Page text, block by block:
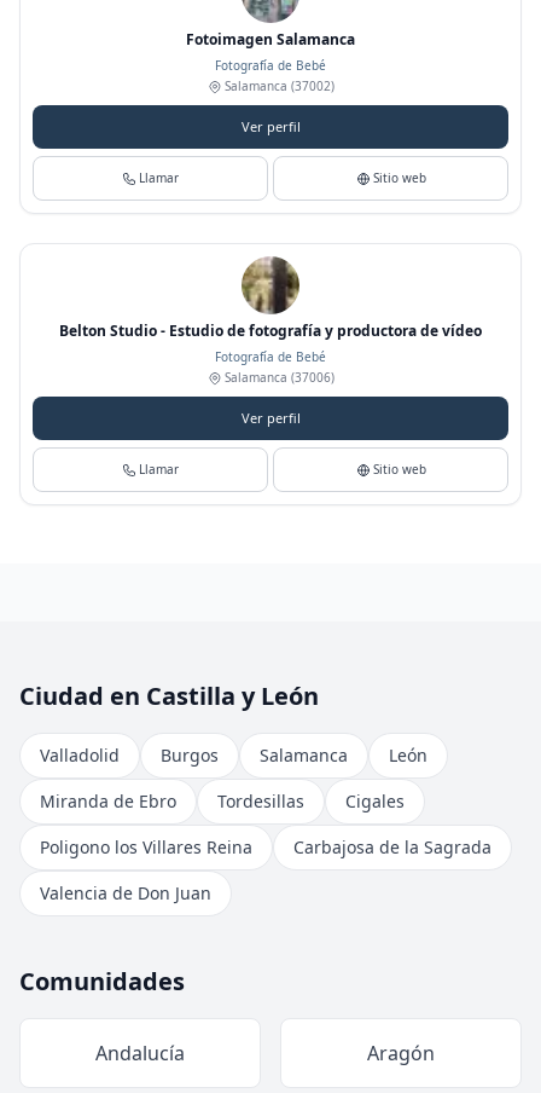
Fotoimagen Salamanca
Fotografía de Bebé
Salamanca (37002)
Ver perfil
Llamar Sitio web
Belton Studio - Estudio de fotografía y productora de vídeo
Fotografía de Bebé
Salamanca (37006)
Ver perfil
Llamar Sitio web
Ciudad en Castilla y León
Valladolid Burgos Salamanca
León
Miranda de Ebro
Tordesillas
Cigales
Poligono los Villares Reina
Carbajosa de la Sagrada
Valencia de Don Juan
Comunidades
Andalucía Aragón